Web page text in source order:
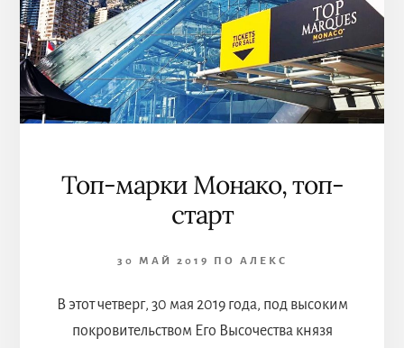
Топ-марки Монако, топ-
старт
30 МАЙ 2019 ПО АЛЕКС
В этот четверг, 30 мая 2019 года, под высоким
покровительством Его Высочества князя